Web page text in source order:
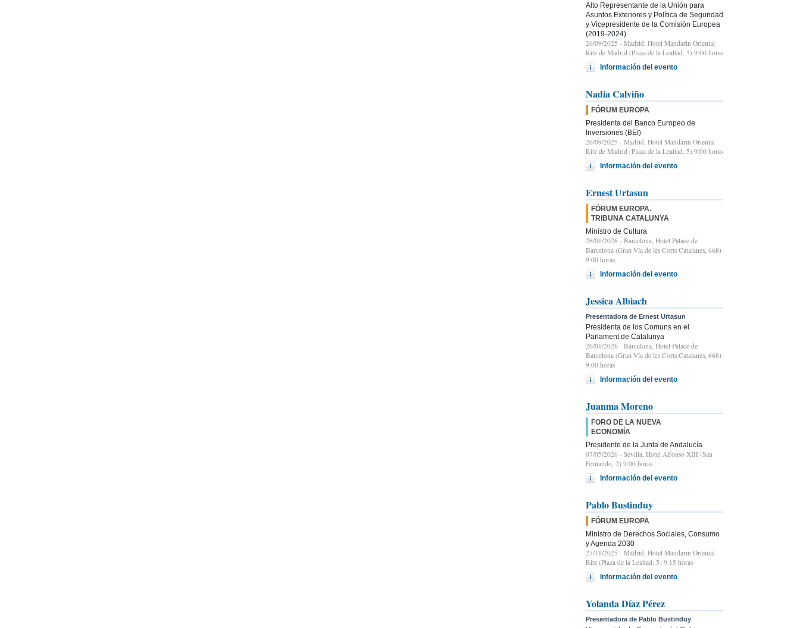
Alto Representante de la Unión para
Asuntos Exteriores y Política de Seguridad
y Vicepresidente de la Comisión Europea
(2019-2024)
26/09/2025 - Madrid, Hotel Mandarin Oriental
Ritz de Madrid (Plaza de la Lealtad, 5) 9:00 horas
Información del evento
Nadia Calviño
FÓRUM EUROPA
Presidenta del Banco Europeo de
Inversiones (BEI)
26/09/2025 - Madrid, Hotel Mandarin Oriental
Ritz de Madrid (Plaza de la Lealtad, 5) 9:00 horas
Información del evento
Ernest Urtasun
FÓRUM EUROPA.
TRIBUNA CATALUNYA
Ministro de Cultura
26/01/2026 - Barcelona, Hotel Palace de
Barcelona (Gran Vía de les Corts Catalanes, 668)
9.00 horas
Información del evento
Jessica Albiach
Presentadora de Ernest Urtasun
Presidenta de los Comuns en el
Parlament de Catalunya
26/01/2026 - Barcelona, Hotel Palace de
Barcelona (Gran Vía de les Corts Catalanes, 668)
9.00 horas
Información del evento
Juanma Moreno
FORO DE LA NUEVA
ECONOMÍA
Presidente de la Junta de Andalucía
07/05/2026 - Sevilla, Hotel Alfonso XIII (San
Fernando, 2) 9:00 horas
Información del evento
Pablo Bustinduy
FÓRUM EUROPA
Ministro de Derechos Sociales, Consumo
y Agenda 2030
27/11/2025 - Madrid, Hotel Mandarin Oriental
Ritz (Plaza de la Lealtad, 5) 9:15 horas
Información del evento
Yolanda Díaz Pérez
Presentadora de Pablo Bustinduy